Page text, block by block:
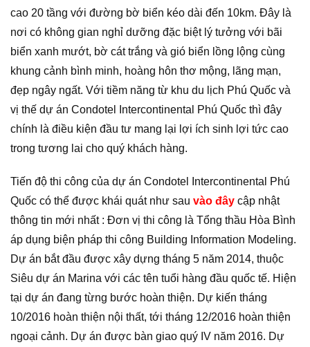
cao 20 tầng với đường bờ biển kéo dài đến 10km. Đây là
nơi có không gian nghỉ dưỡng đặc biệt lý tưởng với bãi
biển xanh mướt, bờ cát trắng và gió biển lồng lộng cùng
khung cảnh bình minh, hoàng hôn thơ mộng, lãng mạn,
đẹp ngây ngất. Với tiềm năng từ khu du lịch Phú Quốc và
vị thế dự án Condotel Intercontinental Phú Quốc thì đây
chính là điều kiện đầu tư mang lại lợi ích sinh lợi tức cao
trong tương lai cho quý khách hàng.
Tiến độ thi công của dự án Condotel Intercontinental Phú
Quốc có thể được khái quát như sau vào đây cập nhật
thông tin mới nhất : Đơn vị thi công là Tổng thầu Hòa Bình
áp dụng biện pháp thi công Building Information Modeling.
Dự án bắt đầu được xây dựng tháng 5 năm 2014, thuộc
Siêu dự án Marina với các tên tuổi hàng đầu quốc tế. Hiện
tại dự án đang từng bước hoàn thiện. Dự kiến tháng
10/2016 hoàn thiện nội thất, tới tháng 12/2016 hoàn thiện
ngoại cảnh. Dự án được bàn giao quý IV năm 2016. Dự